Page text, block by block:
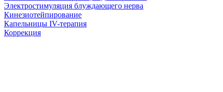
Электростимуляция блуждающего нерва
Кинезиотейпирование
Капельницы IV-терапия
Коррекция